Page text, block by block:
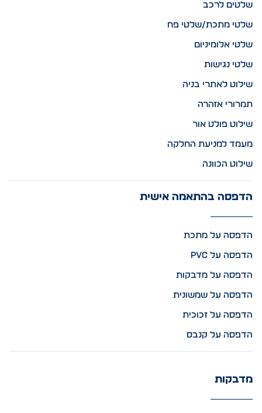
שלטים לרכב
שלטי מתכת/שלטי פח
שלטי אלומיניום
שלטי נגישות
שילוט לאתרי בניה
תמרורי אזהרה
שילוט פולט אור
מעמד למניעת החלקה
שילוט הכוונה
הדפסה בהתאמה אישית
הדפסה על מתכת
הדפסה על PVC
הדפסה על מדבקות
הדפסה על שמשונית
הדפסה על זכוכית
הדפסה על קנבס
מדבקות